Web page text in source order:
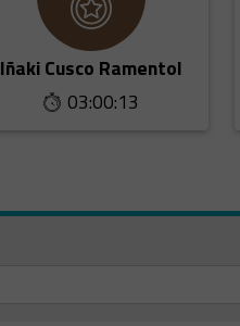
Iñaki Cusco Ramentol
03:00:13